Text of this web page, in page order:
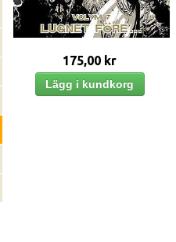
175,00 kr